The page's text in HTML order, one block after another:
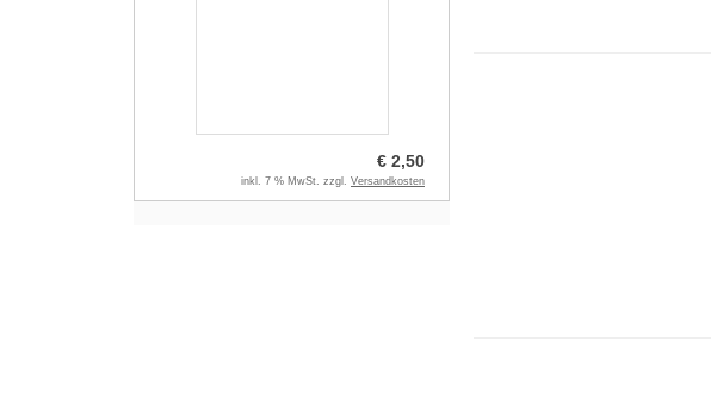
€ 2,50
inkl. 7 % MwSt. zzgl. Versandkosten